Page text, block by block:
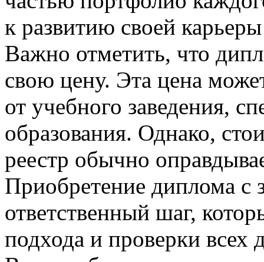
к развитию своей
Важно отметить, что
свою цену. Эта цена
от учебного заведения,
образования. Однако,
реестр обычно
Приобретение диплома с
ответственный шаг,
подхода и проверки всех